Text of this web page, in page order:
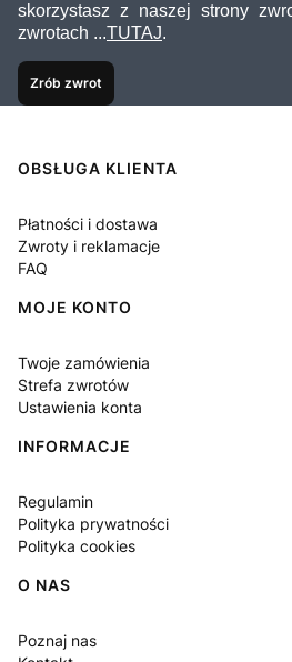
skorzystasz z naszej strony
zwrotach ...TUTAJ.
Zrób zwrot
Linki w stopce
OBSŁUGA KLIENTA
Płatności i dostawa
Zwroty i reklamacje
FAQ
MOJE KONTO
Twoje zamówienia
Strefa zwrotów
Ustawienia konta
INFORMACJE
Regulamin
Polityka prywatności
Polityka cookies
O NAS
Poznaj nas